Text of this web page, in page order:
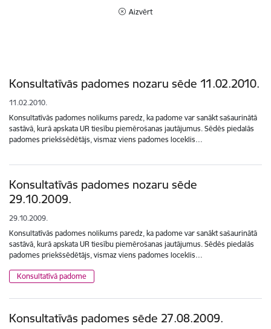
Aizvērt
Konsultatīvās padomes nozaru sēde 11.02.2010.
11.02.2010.
Konsultatīvās padomes nolikums paredz, ka padome var sanākt sašaurinātā
sastāvā, kurā apskata UR tiesību piemērošanas jautājumus. Sēdēs piedalās
padomes priekšsēdētājs, vismaz viens padomes loceklis…
Konsultatīvās padomes nozaru sēde
29.10.2009.
29.10.2009.
Konsultatīvās padomes nolikums paredz, ka padome var sanākt sašaurinātā
sastāvā, kurā apskata UR tiesību piemērošanas jautājumus. Sēdēs piedalās
padomes priekšsēdētājs, vismaz viens padomes loceklis…
Konsultatīvā padome
Konsultatīvās padomes sēde 27.08.2009.